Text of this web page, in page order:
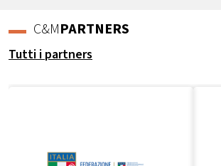
C&MPARTNERS
Tutti i partners